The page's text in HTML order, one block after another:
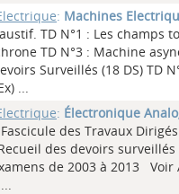
: Machines
TD N°1 : Les champs
TD N°3 : Machine
Surveillés (18 DS) TD
...
: Électronique
des Travaux
des devoirs surveillés
de 2003 à 2013
...